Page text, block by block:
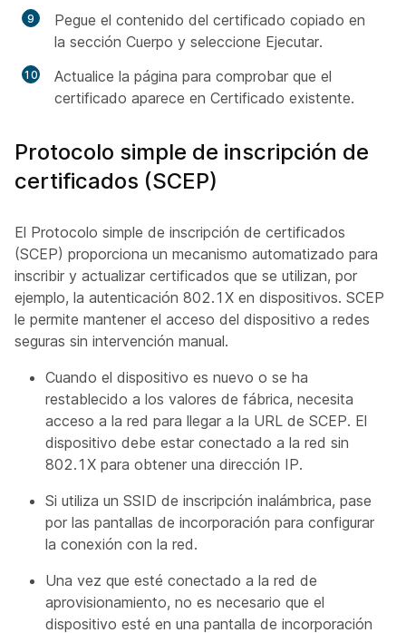
Pegue el contenido del certificado copiado en
la sección Cuerpo y seleccione Ejecutar.
Actualice la página para comprobar que el
certificado aparece en Certificado existente.
Protocolo simple de inscripción de
certificados (SCEP)
El Protocolo simple de inscripción de certificados
(SCEP) proporciona un mecanismo automatizado para
inscribir y actualizar certificados que se utilizan, por
ejemplo, la autenticación 802.1X en dispositivos. SCEP
le permite mantener el acceso del dispositivo a redes
seguras sin intervención manual.
Cuando el dispositivo es nuevo o se ha
restablecido a los valores de fábrica, necesita
acceso a la red para llegar a la URL de SCEP. El
dispositivo debe estar conectado a la red sin
802.1X para obtener una dirección IP.
Si utiliza un SSID de inscripción inalámbrica, pase
por las pantallas de incorporación para configurar
la conexión con la red.
Una vez que esté conectado a la red de
aprovisionamiento, no es necesario que el
dispositivo esté en una pantalla de incorporación